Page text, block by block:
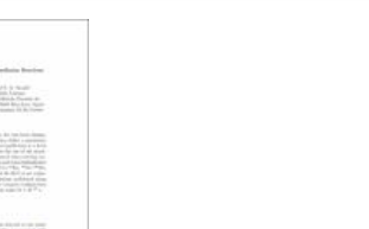
Contacte